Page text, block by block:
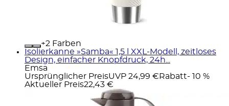
+
Farben
Isolierkanne »Samba« 1,5 l XXL-Modell, zeitloses
Design, einfacher Knopfdruck, 24h...
Emsa
Ursprünglicher PreisUVP 24,99 € Rabatt- 10 %
Aktueller Preis22,43 €